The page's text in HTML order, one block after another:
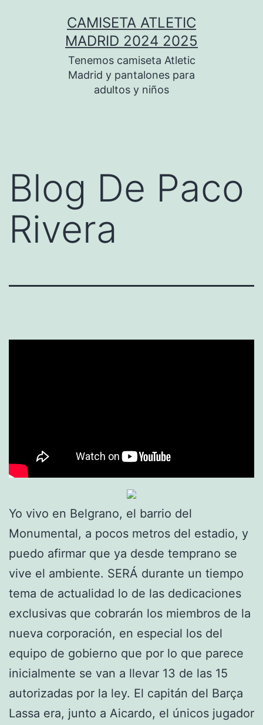
CAMISETA ATLETIC
MADRID 2024 2025
Tenemos camiseta Atletic
Madrid y pantalones para
adultos y niños
Blog De Paco
Rivera
Yo vivo en Belgrano, el barrio del
Monumental, a pocos metros del estadio, y
puedo afirmar que ya desde temprano se
vive el ambiente. SERÁ durante un tiempo
tema de actualidad lo de las dedicaciones
exclusivas que cobrarán los miembros de la
nueva corporación, en especial los del
equipo de gobierno que por lo que parece
inicialmente se van a llevar 13 de las 15
autorizadas por la ley. El capitán del Barça
Lassa era, junto a Aicardo, el únicos jugador